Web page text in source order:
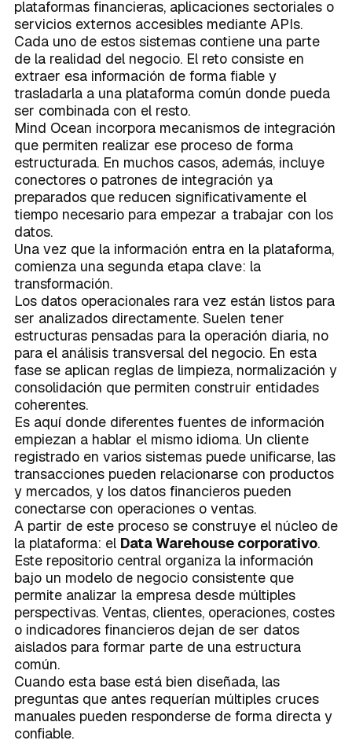
plataformas financieras, aplicaciones sectoriales o
servicios externos accesibles mediante APIs.
Cada uno de estos sistemas contiene una parte
de la realidad del negocio. El reto consiste en
extraer esa información de forma fiable y
trasladarla a una plataforma común donde pueda
ser combinada con el resto.
Mind Ocean incorpora mecanismos de integración
que permiten realizar ese proceso de forma
estructurada. En muchos casos, además, incluye
conectores o patrones de integración ya
preparados que reducen significativamente el
tiempo necesario para empezar a trabajar con los
datos.
Una vez que la información entra en la plataforma,
comienza una segunda etapa clave: la
transformación.
Los datos operacionales rara vez están listos para
ser analizados directamente. Suelen tener
estructuras pensadas para la operación diaria, no
para el análisis transversal del negocio. En esta
fase se aplican reglas de limpieza, normalización y
consolidación que permiten construir entidades
coherentes.
Es aquí donde diferentes fuentes de información
empiezan a hablar el mismo idioma. Un cliente
registrado en varios sistemas puede unificarse, las
transacciones pueden relacionarse con productos
y mercados, y los datos financieros pueden
conectarse con operaciones o ventas.
A partir de este proceso se construye el núcleo de
la plataforma: el Data Warehouse corporativo.
Este repositorio central organiza la información
bajo un modelo de negocio consistente que
permite analizar la empresa desde múltiples
perspectivas. Ventas, clientes, operaciones, costes
o indicadores financieros dejan de ser datos
aislados para formar parte de una estructura
común.
Cuando esta base está bien diseñada, las
preguntas que antes requerían múltiples cruces
manuales pueden responderse de forma directa y
confiable.